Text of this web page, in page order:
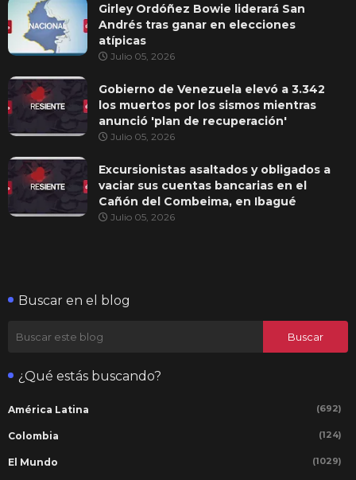
Girley Ordóñez Bowie liderará San
Andrés tras ganar en elecciones
atípicas
Julio 05, 2026
Gobierno de Venezuela elevó a 3.342
los muertos por los sismos mientras
anunció 'plan de recuperación'
Julio 05, 2026
Excursionistas asaltados y obligados a
vaciar sus cuentas bancarias en el
Cañón del Combeima, en Ibagué
Julio 05, 2026
Buscar en el blog
¿Qué estás buscando?
América Latina (692)
Colombia (124)
El Mundo (1029)